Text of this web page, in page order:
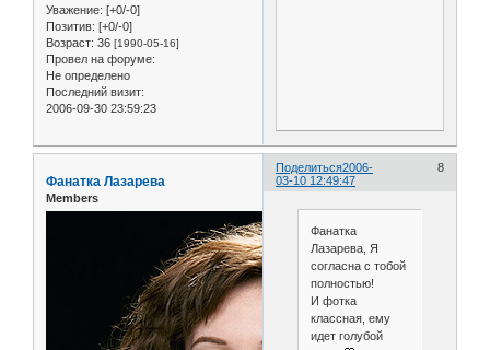
Уважение: [+0/-0]
Позитив: [+0/-0]
Возраст: 36 [1990-05-16]
Провел на форуме:
Не определено
Последний визит:
2006-09-30 23:59:23
Поделиться 8
2006-
03-10 12:49:47
Фанатка Лазарева
Members
Фанатка
Лазарева, Я
согласна с тобой
полностью!
И фотка
классная, ему
идет голубой